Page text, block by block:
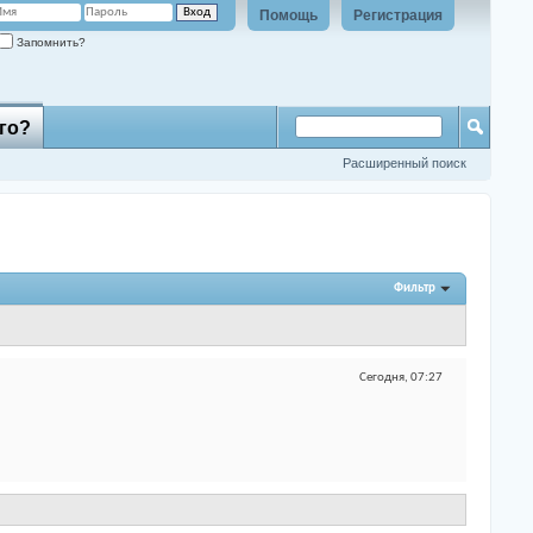
Регистрация
Помощь
Запомнить?
Расширенный поиск
Фильтр
Сегодня, 07:27